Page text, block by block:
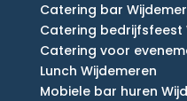
Catering bar
Catering bedrijfsfeest
Catering voor
Lunch Wijdemeren
Mobiele bar huren